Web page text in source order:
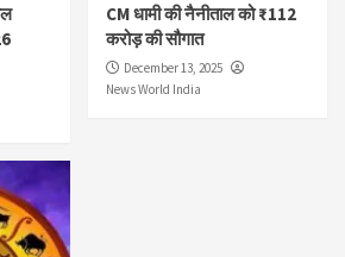
CM धामी की नैनीताल को ₹112
करोड़ की सौगात
December 13, 2025
News World India